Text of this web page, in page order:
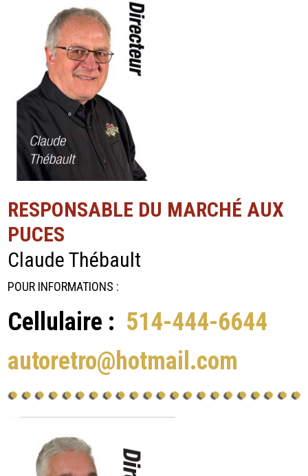
RESPONSABLE DU MARCHÉ AUX
PUCES
Claude Thébault
POUR INFORMATIONS :
Cellulaire : 514-444-6644
autoretro@hotmail.com